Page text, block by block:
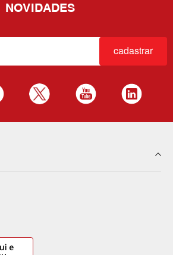
NOVIDADES
cadastrar